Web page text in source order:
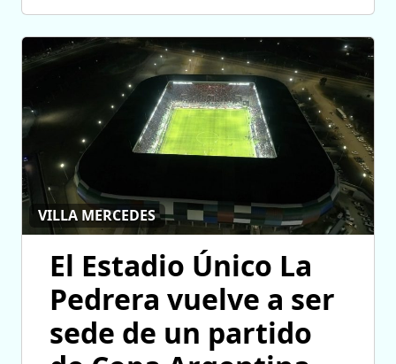
VILLA MERCEDES
El Estadio Único La
Pedrera vuelve a ser
sede de un partido